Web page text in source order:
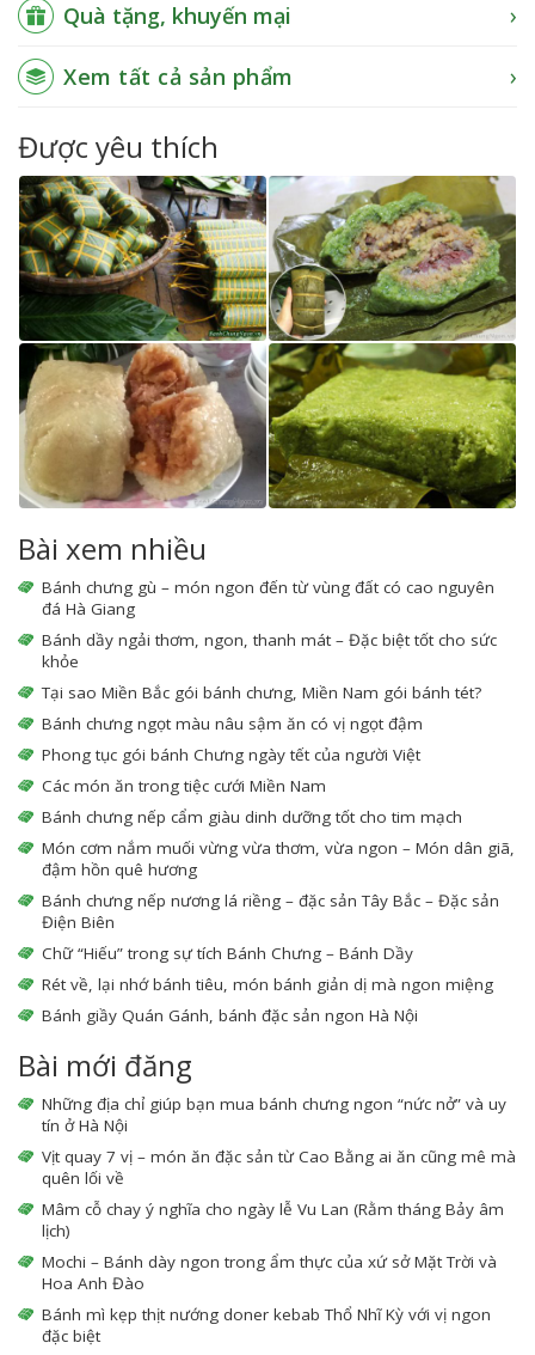
Quà tặng, khuyến mại
Xem tất cả sản phẩm
Được yêu thích
Bài xem nhiều
Bánh chưng gù – món ngon đến từ vùng đất có cao nguyên
đá Hà Giang
Bánh dầy ngải thơm, ngon, thanh mát – Đặc biệt tốt cho sức
khỏe
Tại sao Miền Bắc gói bánh chưng, Miền Nam gói bánh tét?
Bánh chưng ngọt màu nâu sậm ăn có vị ngọt đậm
Phong tục gói bánh Chưng ngày tết của người Việt
Các món ăn trong tiệc cưới Miền Nam
Bánh chưng nếp cẩm giàu dinh dưỡng tốt cho tim mạch
Món cơm nắm muối vừng vừa thơm, vừa ngon – Món dân giã,
đậm hồn quê hương
Bánh chưng nếp nương lá riềng – đặc sản Tây Bắc – Đặc sản
Điện Biên
Chữ “Hiếu” trong sự tích Bánh Chưng – Bánh Dầy
Rét về, lại nhớ bánh tiêu, món bánh giản dị mà ngon miệng
Bánh giầy Quán Gánh, bánh đặc sản ngon Hà Nội
Bài mới đăng
Những địa chỉ giúp bạn mua bánh chưng ngon “nức nở” và uy
tín ở Hà Nội
Vịt quay 7 vị – món ăn đặc sản từ Cao Bằng ai ăn cũng mê mà
quên lối về
Mâm cỗ chay ý nghĩa cho ngày lễ Vu Lan (Rằm tháng Bảy âm
lịch)
Mochi – Bánh dày ngon trong ẩm thực của xứ sở Mặt Trời và
Hoa Anh Đào
Bánh mì kẹp thịt nướng doner kebab Thổ Nhĩ Kỳ với vị ngon
đặc biệt